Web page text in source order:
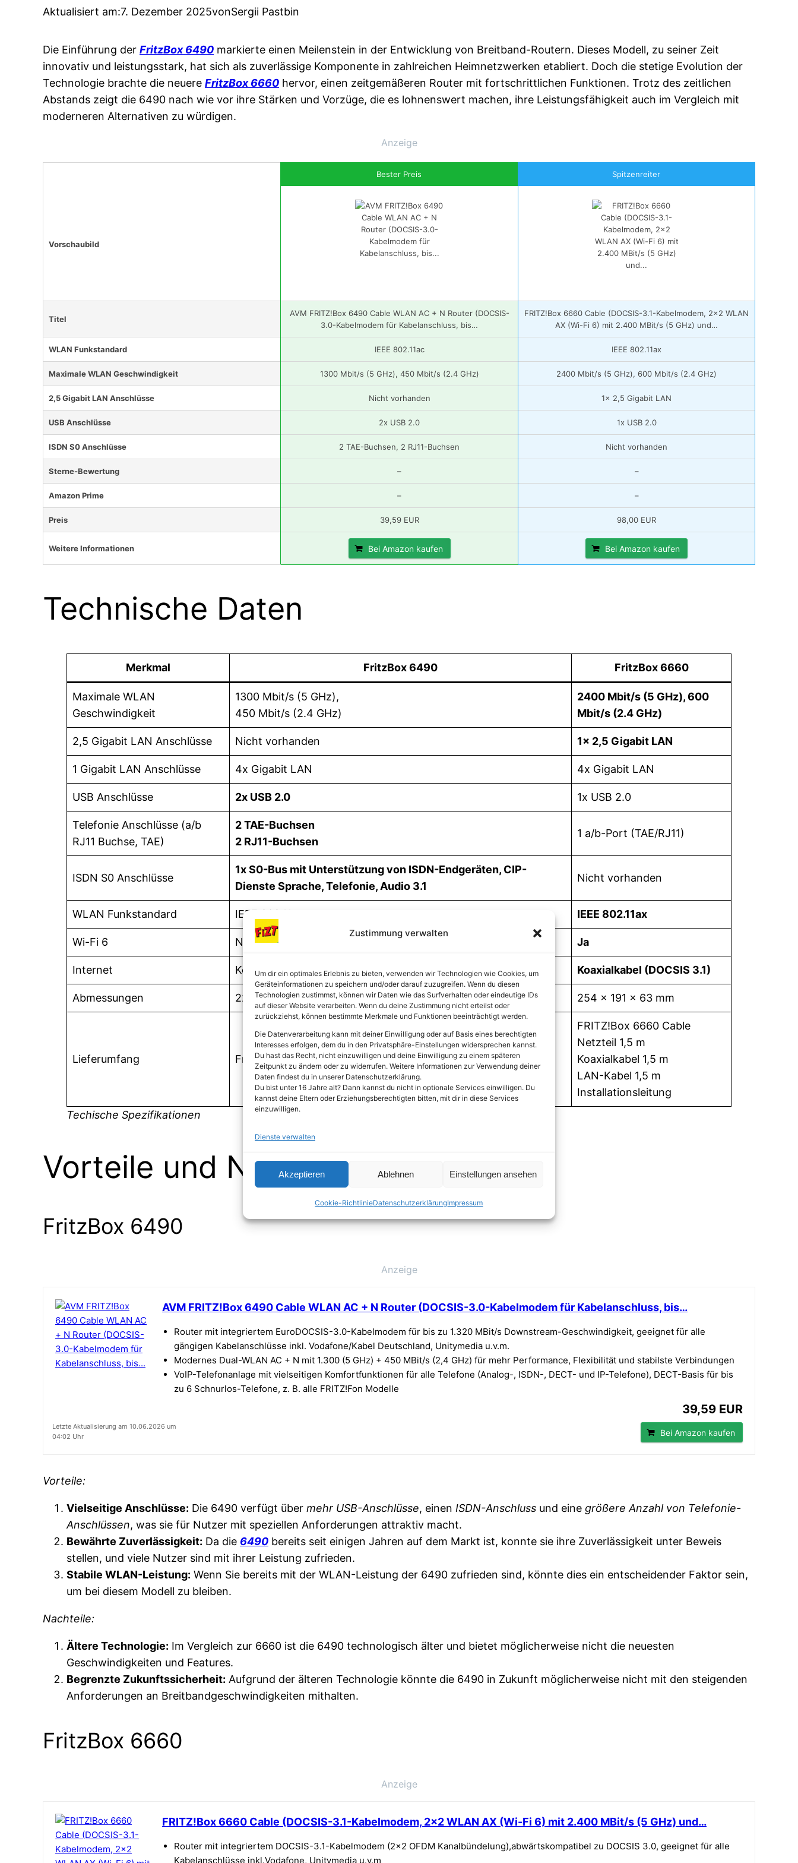
Zustimmung verwalten
Um dir ein optimales Erlebnis zu bieten, verwenden wir Technologien wie Cookies, um
Geräteinformationen zu speichern und/oder darauf zuzugreifen. Wenn du diesen
Technologien zustimmst, können wir Daten wie das Surfverhalten oder eindeutige IDs
auf dieser Website verarbeiten. Wenn du deine Zustimmung nicht erteilst oder
zurückziehst, können bestimmte Merkmale und Funktionen beeinträchtigt werden.
Die Datenverarbeitung kann mit deiner Einwilligung oder auf Basis eines berechtigten
Interesses erfolgen, dem du in den Privatsphäre-Einstellungen widersprechen kannst.
Du hast das Recht, nicht einzuwilligen und deine Einwilligung zu einem späteren
Zeitpunkt zu ändern oder zu widerrufen. Weitere Informationen zur Verwendung deiner
Daten findest du in unserer Datenschutzerklärung.
Du bist unter 16 Jahre alt? Dann kannst du nicht in optionale Services einwilligen. Du
kannst deine Eltern oder Erziehungsberechtigten bitten, mit dir in diese Services
einzuwilligen.
Dienste verwalten
Akzeptieren Ablehnen Einstellungen ansehen
Cookie-RichtlinieDatenschutzerklärungImpressum
Aktualisiert am:7. Dezember 2025vonSergii Pastbin
Die Einführung der FritzBox 6490 markierte einen Meilenstein in der Entwicklung von Breitband-Routern. Dieses Modell, zu seiner Zeit
innovativ und leistungsstark, hat sich als zuverlässige Komponente in zahlreichen Heimnetzwerken etabliert. Doch die stetige Evolution der
Technologie brachte die neuere FritzBox 6660 hervor, einen zeitgemäßeren Router mit fortschrittlichen Funktionen. Trotz des zeitlichen
Abstands zeigt die 6490 nach wie vor ihre Stärken und Vorzüge, die es lohnenswert machen, ihre Leistungsfähigkeit auch im Vergleich mit
moderneren Alternativen zu würdigen.
Anzeige
Vorschaubild
Bester Preis Spitzenreiter
Titel
AVM FRITZ!Box 6490 Cable WLAN AC + N Router (DOCSIS-
3.0-Kabelmodem für Kabelanschluss, bis…
FRITZ!Box 6660 Cable (DOCSIS-3.1-Kabelmodem, 2×2 WLAN
AX (Wi-Fi 6) mit 2.400 MBit/s (5 GHz) und…
WLAN Funkstandard IEEE 802.11ac IEEE 802.11ax
Maximale WLAN Geschwindigkeit 1300 Mbit/s (5 GHz), 450 Mbit/s (2.4 GHz) 2400 Mbit/s (5 GHz), 600 Mbit/s (2.4 GHz)
2,5 Gigabit LAN Anschlüsse Nicht vorhanden 1x 2,5 Gigabit LAN
USB Anschlüsse 2x USB 2.0 1x USB 2.0
ISDN S0 Anschlüsse 2 TAE-Buchsen, 2 RJ11-Buchsen Nicht vorhanden
Sterne-Bewertung – –
Amazon Prime – –
Preis 39,59 EUR 98,00 EUR
Weitere Informationen Bei Amazon kaufen Bei Amazon kaufen
Technische Daten
Merkmal FritzBox 6490 FritzBox 6660
Maximale WLAN
Geschwindigkeit
1300 Mbit/s (5 GHz),
450 Mbit/s (2.4 GHz)
2400 Mbit/s (5 GHz), 600
Mbit/s (2.4 GHz)
2,5 Gigabit LAN Anschlüsse Nicht vorhanden 1x 2,5 Gigabit LAN
1 Gigabit LAN Anschlüsse 4x Gigabit LAN 4x Gigabit LAN
USB Anschlüsse 2x USB 2.0 1x USB 2.0
Telefonie Anschlüsse (a/b
RJ11 Buchse, TAE)
2 TAE-Buchsen
2 RJ11-Buchsen
1 a/b-Port (TAE/RJ11)
ISDN S0 Anschlüsse
1x S0-Bus mit Unterstützung von ISDN-Endgeräten, CIP-
Dienste Sprache, Telefonie, Audio 3.1
Nicht vorhanden
WLAN Funkstandard IEEE 802.11ac IEEE 802.11ax
Wi-Fi 6 Nein Ja
Internet Koaxialkabel (DOCSIS 3.0) Koaxialkabel (DOCSIS 3.1)
Abmessungen 226 x 47 x 160 mm 254 x 191 x 63 mm
Lieferumfang FritzBox 6490, Netzteil, Anschlusskabel, Handbuch
FRITZ!Box 6660 Cable
Netzteil 1,5 m
Koaxialkabel 1,5 m
LAN-Kabel 1,5 m
Installationsleitung
Techische Spezifikationen
Vorteile und Nachteile
FritzBox 6490
Anzeige
AVM FRITZ!Box 6490 Cable WLAN AC + N Router (DOCSIS-3.0-Kabelmodem für Kabelanschluss, bis…
Router mit integriertem EuroDOCSIS-3.0-Kabelmodem für bis zu 1.320 MBit/s Downstream-Geschwindigkeit, geeignet für alle
gängigen Kabelanschlüsse inkl. Vodafone/Kabel Deutschland, Unitymedia u.v.m.
Modernes Dual-WLAN AC + N mit 1.300 (5 GHz) + 450 MBit/s (2,4 GHz) für mehr Performance, Flexibilität und stabilste Verbindungen
VoIP-Telefonanlage mit vielseitigen Komfortfunktionen für alle Telefone (Analog-, ISDN-, DECT- und IP-Telefone), DECT-Basis für bis
zu 6 Schnurlos-Telefone, z. B. alle FRITZ!Fon Modelle
39,59 EUR
Bei Amazon kaufen
Letzte Aktualisierung am 10.06.2026 um
04:02 Uhr
Vorteile:
Vielseitige Anschlüsse: Die 6490 verfügt über mehr USB-Anschlüsse, einen ISDN-Anschluss und eine größere Anzahl von Telefonie-
Anschlüssen, was sie für Nutzer mit speziellen Anforderungen attraktiv macht.
Bewährte Zuverlässigkeit: Da die 6490 bereits seit einigen Jahren auf dem Markt ist, konnte sie ihre Zuverlässigkeit unter Beweis
stellen, und viele Nutzer sind mit ihrer Leistung zufrieden.
Stabile WLAN-Leistung: Wenn Sie bereits mit der WLAN-Leistung der 6490 zufrieden sind, könnte dies ein entscheidender Faktor sein,
um bei diesem Modell zu bleiben.
Nachteile:
Ältere Technologie: Im Vergleich zur 6660 ist die 6490 technologisch älter und bietet möglicherweise nicht die neuesten
Geschwindigkeiten und Features.
Begrenzte Zukunftssicherheit: Aufgrund der älteren Technologie könnte die 6490 in Zukunft möglicherweise nicht mit den steigenden
Anforderungen an Breitbandgeschwindigkeiten mithalten.
FritzBox 6660
Anzeige
FRITZ!Box 6660 Cable (DOCSIS-3.1-Kabelmodem, 2×2 WLAN AX (Wi-Fi 6) mit 2.400 MBit/s (5 GHz) und…
Router mit integriertem DOCSIS-3.1-Kabelmodem (2×2 OFDM Kanalbündelung),abwärtskompatibel zu DOCSIS 3.0, geeignet für alle
Kabelanschlüsse inkl.Vodafone, Unitymedia u.v.m